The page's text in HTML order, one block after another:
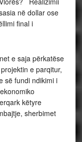
në dollar ose
final i
e saja përkatëse
e parqitur,
së fundi ndikimi i
këtyre
sherbimet